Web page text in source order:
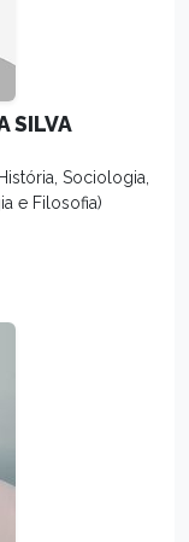
SILVA
Sociologia,
e Filosofia)